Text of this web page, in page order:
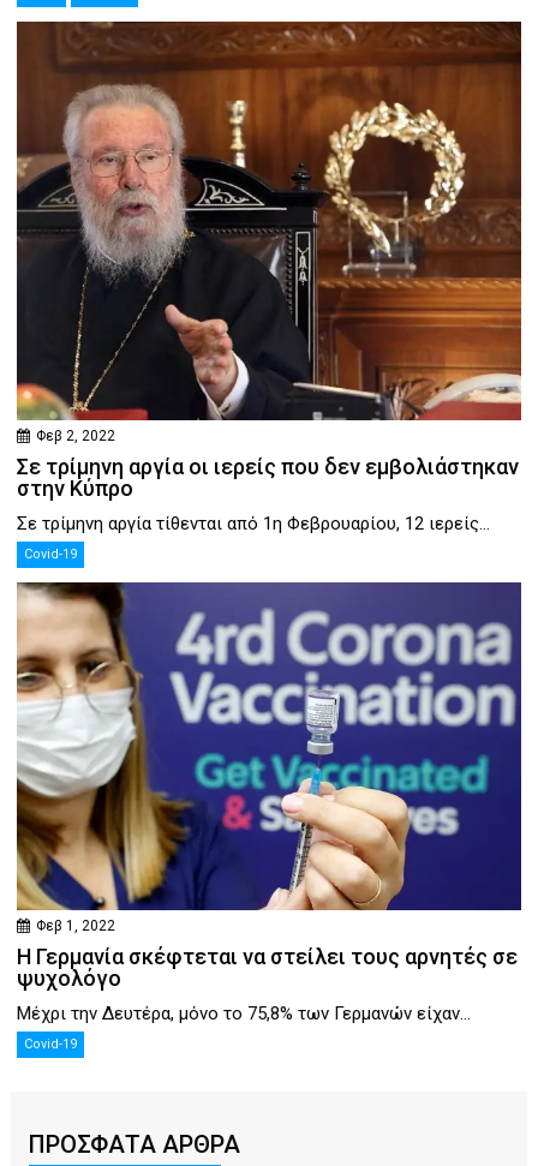
Φεβ 2, 2022
Σε τρίμηνη αργία οι ιερείς που δεν εμβολιάστηκαν
στην Κύπρο
Σε τρίμηνη αργία τίθενται από 1η Φεβρουαρίου, 12 ιερείς...
Covid-19
Φεβ 1, 2022
Η Γερμανία σκέφτεται να στείλει τους αρνητές σε
ψυχολόγο
Μέχρι την Δευτέρα, μόνο το 75,8% των Γερμανών είχαν...
Covid-19
ΠΡΟΣΦΑΤΑ ΑΡΘΡΑ